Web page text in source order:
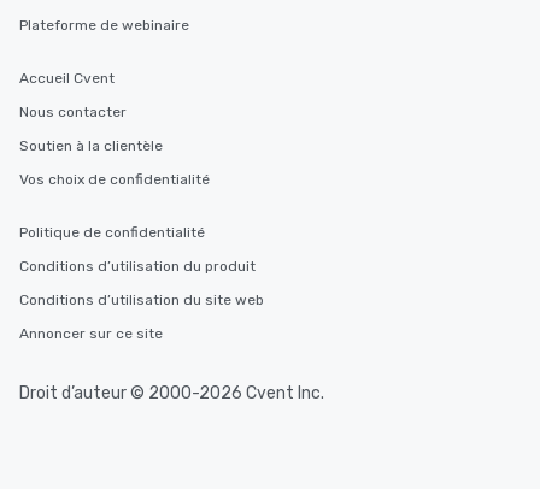
Plateforme de webinaire
Accueil Cvent
Nous contacter
Soutien à la clientèle
Vos choix de confidentialité
Politique de confidentialité
Conditions d’utilisation du produit
Conditions d’utilisation du site web
Annoncer sur ce site
Droit d’auteur © 2000-2026 Cvent Inc.